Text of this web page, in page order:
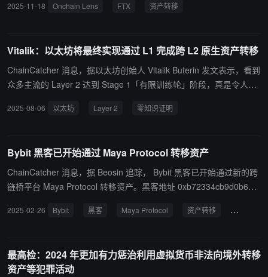
2，价值 12,770 美元。
2025-11-18 Onchain Lens FTX 资产转移
Vitalik：以太坊将最终实现通过 L1 完成跨 L2 原生资产转移
ChainCatcher 消息，据以太坊创始人 Vitalik Buterin 发文表示，看到
众多主流的 Layer 2 达到 Stage 1「有限训练轮」阶段，真是令人惊
（小于 1 小时）的提现时间。认为这比达到 Stage 2「无训练轮」更
12 秒，就能进一步巩固以太坊 Layer 1 作为发行资产的默认平台以
及以太坊生态系统经济中心的地位。 为此我们需要摒弃 Optimistic 证
明系统，该系统本质上需要等待数天才能撤回。历史上零知识证明技
选择。但最近这种情况正在迅速改变，2-of-3 ZK + OP + TEE 证明系
er 注：Stage 1 和 Stage 2 用于评估 Layer 2 rollup 的成熟度和去中
心化程度。Stage 1 为有限训练轮，允许一些去中心化程度较低的特
2025-08-06 以太坊 Layer 2 零知识证明
Bybit 黑客已开始通过 Maya Protocol 转移资产
ChainCatcher 消息，据 Beosin 追踪， Bybit 黑客已开始通过新的跨
链桥平台 Maya Protocol 转移资产。黑客地址 0xb72334cb9d0b614
址 0x2290937a4498c96effb87b8371a33d108f8d433f 于15:34开始
2025-02-26 Bybit 黑客 Maya Protocol 资产转移 跨链桥
最高检：2024 年更加有力惩治利用虚拟货币非法向境外转移
资产等犯罪活动